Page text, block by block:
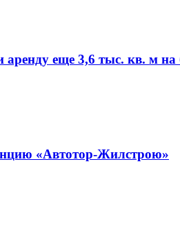
аренду еще 3,6 тыс. кв. м
«Автотор-Жилстрою»